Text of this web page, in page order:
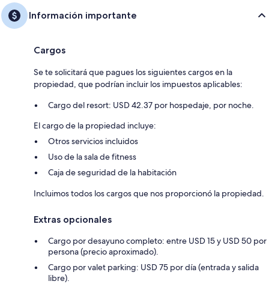
Información importante
Cargos
Se te solicitará que pagues los siguientes cargos en la
propiedad, que podrían incluir los impuestos aplicables:
Cargo del resort: USD 42.37 por hospedaje, por noche.
El cargo de la propiedad incluye:
Otros servicios incluidos
Uso de la sala de fitness
Caja de seguridad de la habitación
Incluimos todos los cargos que nos proporcionó la propiedad.
Extras opcionales
Cargo por desayuno completo: entre USD 15 y USD 50 por
persona (precio aproximado).
Cargo por valet parking: USD 75 por día (entrada y salida
libre).